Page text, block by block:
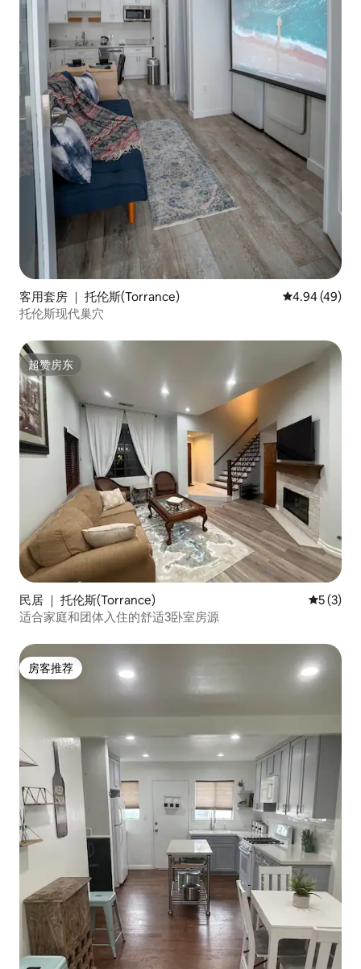
客用套房 ｜ 托伦斯(Torrance) 平均评分
4.94 (49)
托伦斯现代巢穴
超赞房东
超赞房东
民居 ｜ 托伦斯(Torrance) 平均评分
5 (3)
适合家庭和团体入住的舒适3卧室房源
房客推荐
房客推荐